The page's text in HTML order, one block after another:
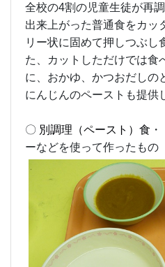
全校の4割の児童生徒が再
出来上がった普通食をカッ
リー状に固めて押しつぶし
た、カットしただけでは食
に、おかゆ、かつおだしの
にんじんのペーストも提供
〇 別調理（ペースト）食
ーなどを使って作ったもの